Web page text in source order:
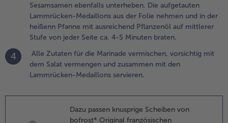
und
mit
Sesamsamen ebenfalls unterheben. Die aufgetauten
Lammrücken-Medaillons aus der Folie nehmen und in der
heißenn Pfanne mit ausreichend Pflanzenöl auf mittlerer
Stufe von jeder Seite ca. 4-5 Minuten braten.
4
Alle Zutaten für die Marinade vermischen, vorsichtig mit
dem Salat vermengen und zusammen mit den
Lammrücken-Medaillons servieren.
Dazu passen knusprige Scheiben von
bofrost* Original französischen